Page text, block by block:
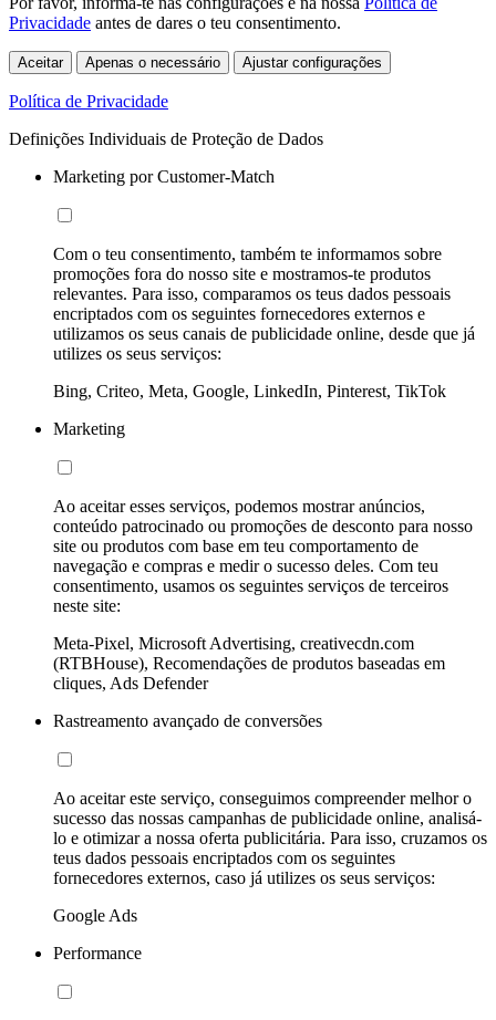
Privacidade antes de dares o teu consentimento.
Aceitar Apenas o necessário Ajustar configurações
Política de Privacidade
Definições Individuais de Proteção de Dados
Marketing por Customer-Match
Com o teu consentimento, também te informamos sobre
promoções fora do nosso site e mostramos-te produtos
relevantes. Para isso, comparamos os teus dados pessoais
encriptados com os seguintes fornecedores externos e
utilizamos os seus canais de publicidade online, desde que já
utilizes os seus serviços:
Bing, Criteo, Meta, Google, LinkedIn, Pinterest, TikTok
Marketing
Ao aceitar esses serviços, podemos mostrar anúncios,
conteúdo patrocinado ou promoções de desconto para nosso
site ou produtos com base em teu comportamento de
navegação e compras e medir o sucesso deles. Com teu
consentimento, usamos os seguintes serviços de terceiros
neste site:
Meta-Pixel, Microsoft Advertising, creativecdn.com
(RTBHouse), Recomendações de produtos baseadas em
cliques, Ads Defender
Rastreamento avançado de conversões
Ao aceitar este serviço, conseguimos compreender melhor o
sucesso das nossas campanhas de publicidade online, analisá-
lo e otimizar a nossa oferta publicitária. Para isso, cruzamos os
teus dados pessoais encriptados com os seguintes
fornecedores externos, caso já utilizes os seus serviços:
Google Ads
Performance